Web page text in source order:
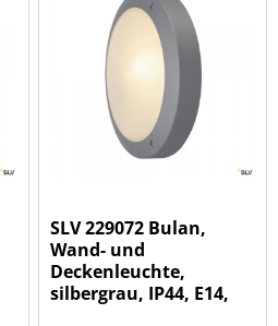
SLV 229072 Bulan,
Wand- und
Deckenleuchte,
silbergrau, IP44, E14,